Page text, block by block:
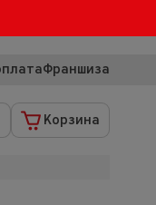
Франшиза
Корзина